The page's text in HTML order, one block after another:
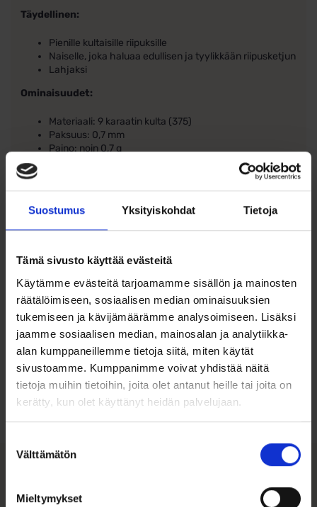
Suostumus Yksityiskohdat Tietoja
Tämä sivusto käyttää evästeitä
Käytämme evästeitä tarjoamamme sisällön ja mainosten
räätälöimiseen, sosiaalisen median ominaisuuksien
tukemiseen ja kävijämäärämme analysoimiseen. Lisäksi
jaamme sosiaalisen median, mainosalan ja analytiikka-
alan kumppaneillemme tietoja siitä, miten käytät
sivustoamme. Kumppanimme voivat yhdistää näitä
tietoja muihin tietoihin, joita olet antanut heille tai joita on
kerätty, kun olet käyttänyt heidän palvelujaan.
valinta
Välttämätön
Mieltymykset
Täydellinen:
Pienille kultaisille riipuksille
Naiselle, joka haluaa edullisen ja tyylikkään riipusketjun
Lahjaksi
Ominaisuudet:
Materiaali: 9 karaatin kulta (375)
Paksuus: 0,7 mm
Paino: noin 0,7 g
-45cm -pituus sopiva naiselle
-50cm -pituus
Ohjeita sormuksen tai korun
koon valintaan
Tutustu ohjeisiin
Tutustu myös